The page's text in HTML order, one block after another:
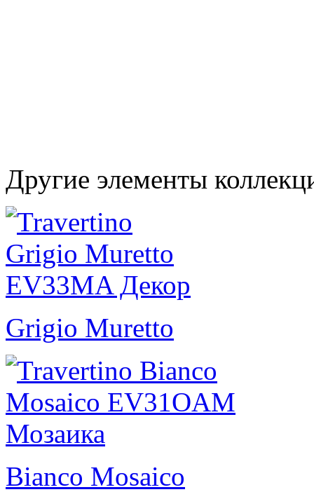
Другие элементы
Grigio Muretto
Bianco Mosaico